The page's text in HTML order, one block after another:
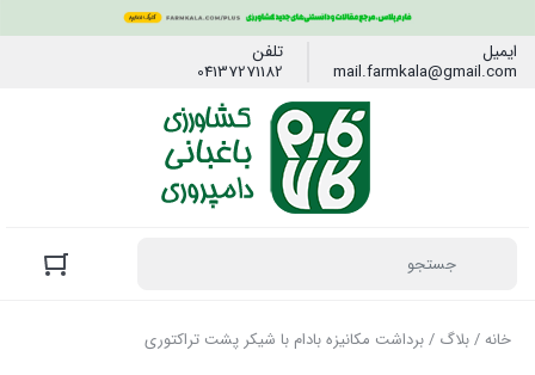
ایمیل
mail.farmkala@gmail.com
تلفن
04137271182
خانه/بلاگ / برداشت مکانیزه بادام با شیکر پشت تراکتوری